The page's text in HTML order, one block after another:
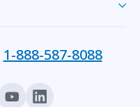
1-888-587-8088